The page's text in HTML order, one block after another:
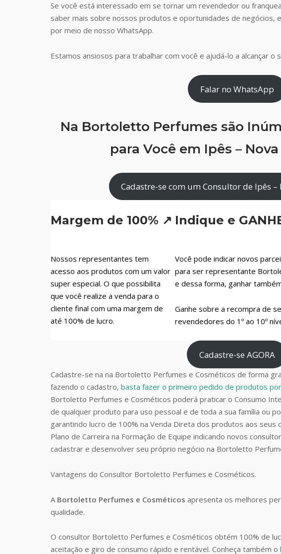
Se você está interessado em se tornar um revendedor ou
saber mais sobre nossos produtos e oportunidades de negócios,
por meio de nosso WhatsApp.
Estamos ansiosos para trabalhar com você e ajudá-lo a alcançar o
Falar no WhatsApp
Na Bortoletto Perfumes são
para Você em Ipês –
Cadastre-se com um Consultor de Ipês
Margem de 100% ↗
Nossos representantes tem
acesso aos produtos com um valor
super especial. O que possibilita
que você realize a venda para o
cliente final com uma margem de
até 100% de lucro.
Indique e
Você pode indicar novos
para ser representante
e dessa forma, ganhar
Ganhe sobre a recompra de
revendedores do 1º ao 10º
Cadastre-se AGORA
Cadastre-se na na Bortoletto Perfumes e Cosméticos de forma
fazendo o cadastro, basta fazer o primeiro pedido de produtos
Bortoletto Perfumes e Cosméticos poderá praticar o Consumo
de qualquer produto para uso pessoal e de toda a sua família ou
garantindo lucro de 100% na Venda Direta dos produtos aos seus
Plano de Carreira na Formação de Equipe indicando novos
cadastrar e desenvolver seu próprio negócio na Bortoletto
Vantagens do Consultor Bortoletto Perfumes e Cosméticos.
A Bortoletto Perfumes e Cosméticos apresenta os melhores
qualidade.
O consultor Bortoletto Perfumes e Cosméticos obtém 100% de
aceitação e giro de consumo rápido e rentável. Conheça também o